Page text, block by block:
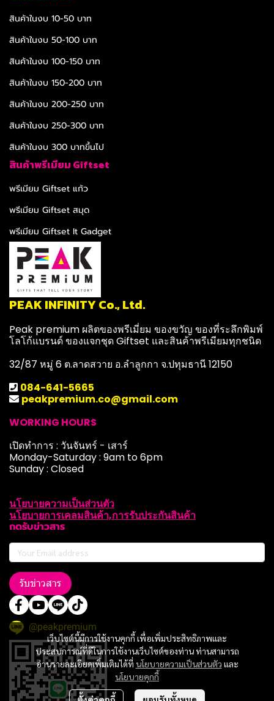
เว็บไซต์นี้มีการใช้งานคุกกี้ เพื่อเพิ่มประสิทธิภาพและ
ประสบการณ์ที่ดีในการใช้งานเว็บไซต์ของท่าน ท่านสามารถ
อ่านรายละเอียดเพิ่มเติมได้ที่ นโยบายความเป็นส่วนตัว และ
นโยบายคุกกี้
สินค้าในงบ 10-50 บาท
สินค้าในงบ 50-100 บาท
สินค้าในงบ 100-150 บาท
สินค้าในงบ 150-200 บาท
สินค้าในงบ 200-250 บาท
สินค้าในงบ 250-300 บาท
สินค้าในงบ 300 บาทขึ้นไป
สินค้าพรีเมียม Giftset
พรีเมียม Giftset แก้ว
พรีเมียม Giftset สมุด
พรีเมียม Giftset It Gadget
PEAK INFINITY Co., Ltd.
Peak premium ผลิตของพรีเมี่ยม ของขวัญ ของที่ระลึกพิมพ์
โลโก้แบรนด์ ของแจกชุด Giftset และสินค้าพรีเมียมทุกชนิด
32/87 หมู่ 6 ต.ลาดสวาย อ.ลำลูกกา จ.ปทุมธานี 12150
084-641-5665
peakpremium.co@gmail.com
WORKING HOURS
เปิดทำการ : วันจันทร์ - เสาร์
Monday-Saturday : 9am to 6pm
Sunday : Closed
นโยบายความเป็นส่วนตัว
นโยบายการเคลมสินค้า,การรับประกันสินค้า
กดรับข่าวสาร
รับข่าวสาร
@peakpremium